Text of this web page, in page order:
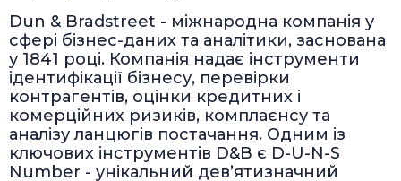
Dun & Bradstreet - міжнародна компанія у
сфері бізнес-даних та аналітики, заснована
у 1841 році. Компанія надає інструменти
ідентифікації бізнесу, перевірки
контрагентів, оцінки кредитних і
комерційних ризиків, комплаєнсу та
аналізу ланцюгів постачання. Одним із
ключових інструментів D&B є D-U-N-S
Number - унікальний девʼятизначний